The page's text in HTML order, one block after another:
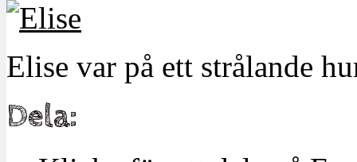
Elise var på ett strålande
Dela: